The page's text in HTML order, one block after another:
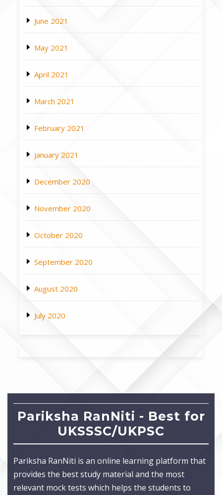
June 2021
May 2021
April 2021
March 2021
February 2021
January 2021
December 2020
November 2020
October 2020
September 2020
August 2020
July 2020
Pariksha RanNiti - Best for
UKSSSC/UKPSC
Pariksha RanNiti is an online learning platform that
provides the best study material and the most
relevant mock tests which helps the students to